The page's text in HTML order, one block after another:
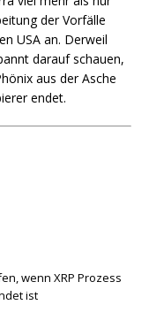
der Vorfälle
USA an. Derweil
darauf schauen,
aus der Asche
endet.
wenn XRP Prozess
ist